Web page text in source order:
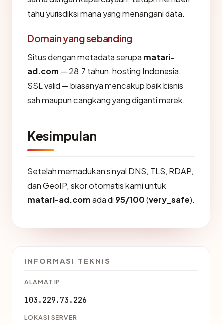
tahu yurisdiksi mana yang menangani data.
Domain yang sebanding
Situs dengan metadata serupa matari-
ad.com — 28.7 tahun, hosting Indonesia,
SSL valid — biasanya mencakup baik bisnis
sah maupun cangkang yang diganti merek.
Kesimpulan
Setelah memadukan sinyal DNS, TLS, RDAP,
dan GeoIP, skor otomatis kami untuk
matari-ad.comada di 95/100(very_safe).
INFORMASI TEKNIS
ALAMAT IP
103.229.73.226
LOKASI SERVER